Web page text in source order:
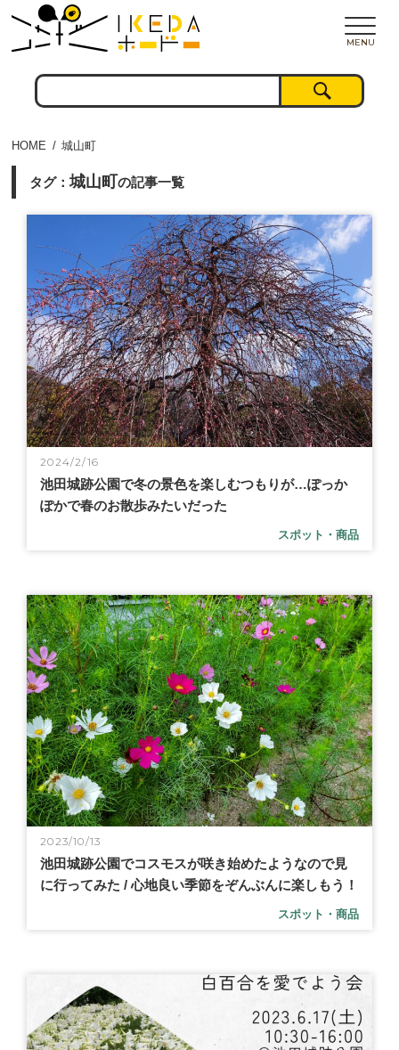
MENU
HOME 城山町
タグ：城山町の記事一覧
2024/2/16
池田城跡公園で冬の景色を楽しむつもりが…ぽっか
ぽかで春のお散歩みたいだった
スポット・商品
2023/10/13
池田城跡公園でコスモスが咲き始めたようなので見
に行ってみた / 心地良い季節をぞんぶんに楽しもう！
スポット・商品